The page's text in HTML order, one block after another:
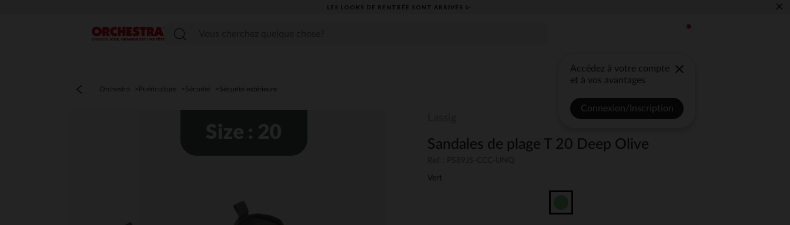
LES LOOKS DE RENTRÉE SONT ARRIVÉS ✨ ×
Menu
Accédez à votre compte
et à vos avantages
Connexion/Inscription
Orchestra Puériculture Sécurité Sécurité extérieure
Sandales de plage T 20 Deep Olive
Vert